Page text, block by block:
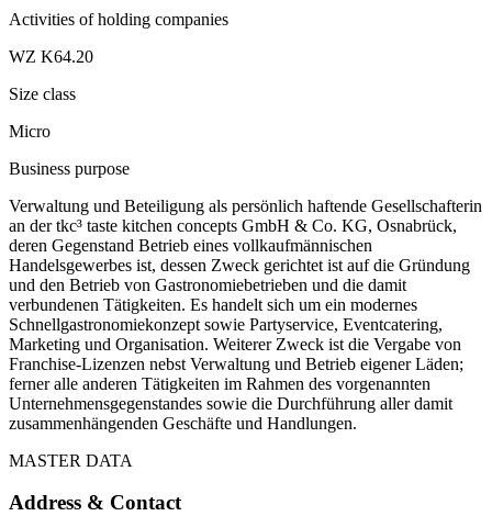
Activities of holding companies
WZ K64.20
Size class
Micro
Business purpose
Verwaltung und Beteiligung als persönlich haftende Gesellschafterin
an der tkc³ taste kitchen concepts GmbH & Co. KG, Osnabrück,
deren Gegenstand Betrieb eines vollkaufmännischen
Handelsgewerbes ist, dessen Zweck gerichtet ist auf die Gründung
und den Betrieb von Gastronomiebetrieben und die damit
verbundenen Tätigkeiten. Es handelt sich um ein modernes
Schnellgastronomiekonzept sowie Partyservice, Eventcatering,
Marketing und Organisation. Weiterer Zweck ist die Vergabe von
Franchise-Lizenzen nebst Verwaltung und Betrieb eigener Läden;
ferner alle anderen Tätigkeiten im Rahmen des vorgenannten
Unternehmensgegenstandes sowie die Durchführung aller damit
zusammenhängenden Geschäfte und Handlungen.
MASTER DATA
Address & Contact